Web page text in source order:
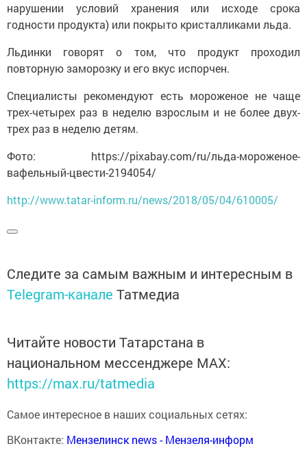
нарушении условий хранения или исходе срока
годности продукта) или покрыто кристалликами льда.
Льдинки говорят о том, что продукт проходил
повторную заморозку и его вкус испорчен.
Специалисты рекомендуют есть мороженое не чаще
трех-четырех раз в неделю взрослым и не более двух-
трех раз в неделю детям.
Фото: https://pixabay.com/ru/льда-мороженое-
вафельный-цвести-2194054/
http://www.tatar-inform.ru/news/2018/05/04/610005/
Следите за самым важным и интересным в
Telegram-канале Татмедиа
Читайте новости Татарстана в
национальном мессенджере MАХ:
https://max.ru/tatmedia
Самое интересное в наших социальных сетях:
ВКонтакте: Мензелинск news - Мензеля-информ